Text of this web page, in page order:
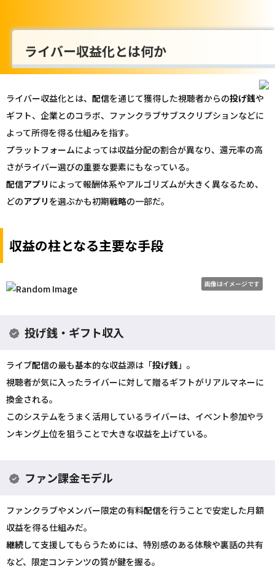
ライバー収益化とは何か
ライバー収益化とは、 配信を通じて獲得した視聴者からの投げ銭や
ギフト、企業とのコラボ、ファンクラブサブスクリプションなどに
よって所得を得る仕組みを指す。
プラットフォームによっては収益分配の割合が異なり、還元率の高
さがライバー選びの重要な要素にもなっている。
配信アプリ によって報酬体系やアルゴリズムが大きく異なるため、
どのアプリ を選ぶかも初期戦略の一部だ。
収益の柱となる主要な手段
画像はイメージです
投げ銭・ギフト収入
ライブ配信の最も基本的な収益源は「投げ銭」。
視聴者が気に入ったライバーに対して贈るギフトがリアルマネーに
換金される。
このシステムをうまく活用しているライバーは、イベント参加やラ
ンキング上位を狙うことで大きな収益を上げている。
ファン課金モデル
ファンクラブやメンバー限定の有料配信を行うことで安定した月額
収益を得る仕組みだ。
継続して支援してもらうためには、特別感のある体験や裏話の共有
など、限定コンテンツの質が鍵を握る。